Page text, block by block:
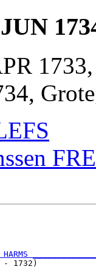
HARMS
1732)